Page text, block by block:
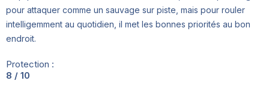
pour attaquer comme un sauvage sur piste, mais pour rouler
intelligemment au quotidien, il met les bonnes priorités au bon
endroit.
Protection :
8 / 10